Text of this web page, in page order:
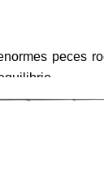
peces